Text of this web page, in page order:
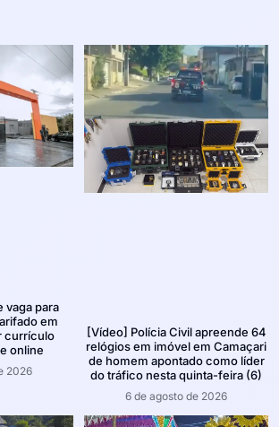
vaga para
em
currículo
online
2026
[Vídeo] Polícia Civil apreende 64
relógios em imóvel em Camaçari
de homem apontado como líder
do tráfico nesta quinta-feira (6)
6 de agosto de 2026